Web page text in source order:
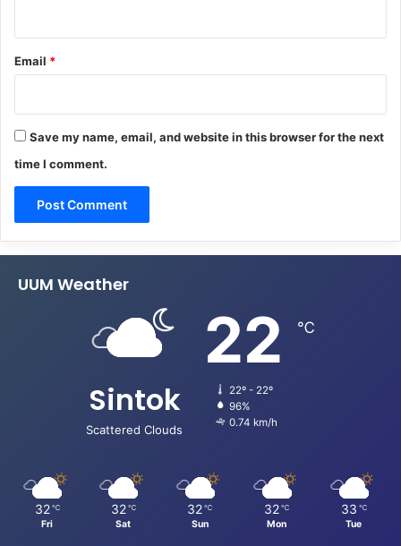
Email *
Save my name, email, and website in this browser for the next
time I comment.
UUM Weather
Sintok
Scattered Clouds
22 ℃
22º - 22º
96%
0.74 km/h
32 ℃
Fri
32 ℃
Sat
32 ℃
Sun
32 ℃
Mon
33 ℃
Tue